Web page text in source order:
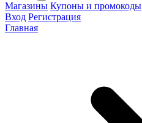
Магазины Купоны и промокоды
Вход Регистрация
Главная